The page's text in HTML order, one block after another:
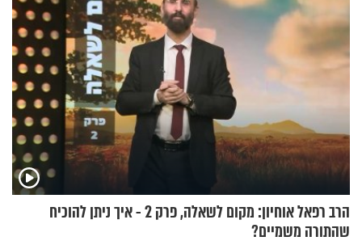
הרב רפאל אוחיון: מקום לשאלה, פרק 2 - איך ניתן להוכיח
שהתורה משמיים?